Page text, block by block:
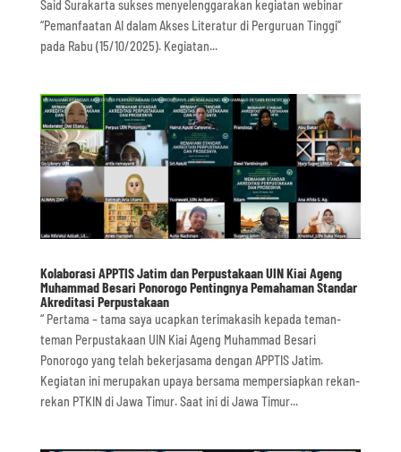
Said Surakarta sukses menyelenggarakan kegiatan webinar
“Pemanfaatan AI dalam Akses Literatur di Perguruan Tinggi”
pada Rabu (15/10/2025). Kegiatan...
Kolaborasi APPTIS Jatim dan Perpustakaan UIN Kiai Ageng
Muhammad Besari Ponorogo Pentingnya Pemahaman Standar
Akreditasi Perpustakaan
“ Pertama – tama saya ucapkan terimakasih kepada teman-
teman Perpustakaan UIN Kiai Ageng Muhammad Besari
Ponorogo yang telah bekerjasama dengan APPTIS Jatim.
Kegiatan ini merupakan upaya bersama mempersiapkan rekan-
rekan PTKIN di Jawa Timur. Saat ini di Jawa Timur...